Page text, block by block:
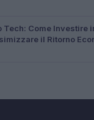
Come Investire
il Ritorno